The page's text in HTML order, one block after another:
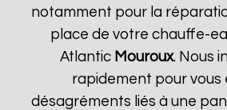
notamment pour la
place de votre chauffe-
Atlantic Mouroux. Nous
rapidement pour vous
désagréments liés à une